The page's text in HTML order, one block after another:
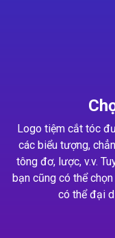
Logo tiệm cắt tóc
các biểu tượng,
tông đơ, lược, v.v.
bạn cũng có thể
có thể đại